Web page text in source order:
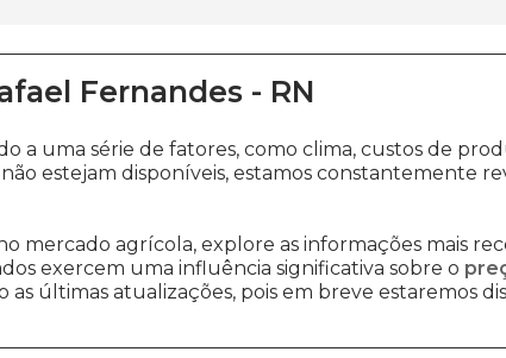
Fernandes - RN
a uma série de fatores, como clima, custos de
não estejam disponíveis, estamos constantemente
mercado agrícola, explore as informações mais
exercem uma influência significativa sobre o
últimas atualizações, pois em breve estaremos